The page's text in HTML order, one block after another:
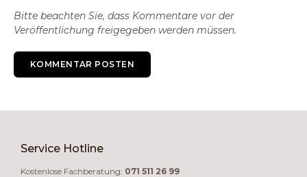
Bitte beachten Sie, dass Kommentare vor der
Veröffentlichung freigegeben werden müssen.
KOMMENTAR POSTEN
Service Hotline
Kostenlose Fachberatung: 071 511 26 99